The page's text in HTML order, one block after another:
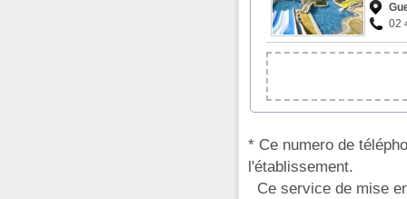
02
* Ce numero de
l'établissement.
Ce service de mise